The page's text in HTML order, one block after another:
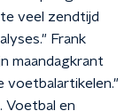
veel zendtijd
Frank
maandagkrant
voetbalartikelen."
Voetbal en